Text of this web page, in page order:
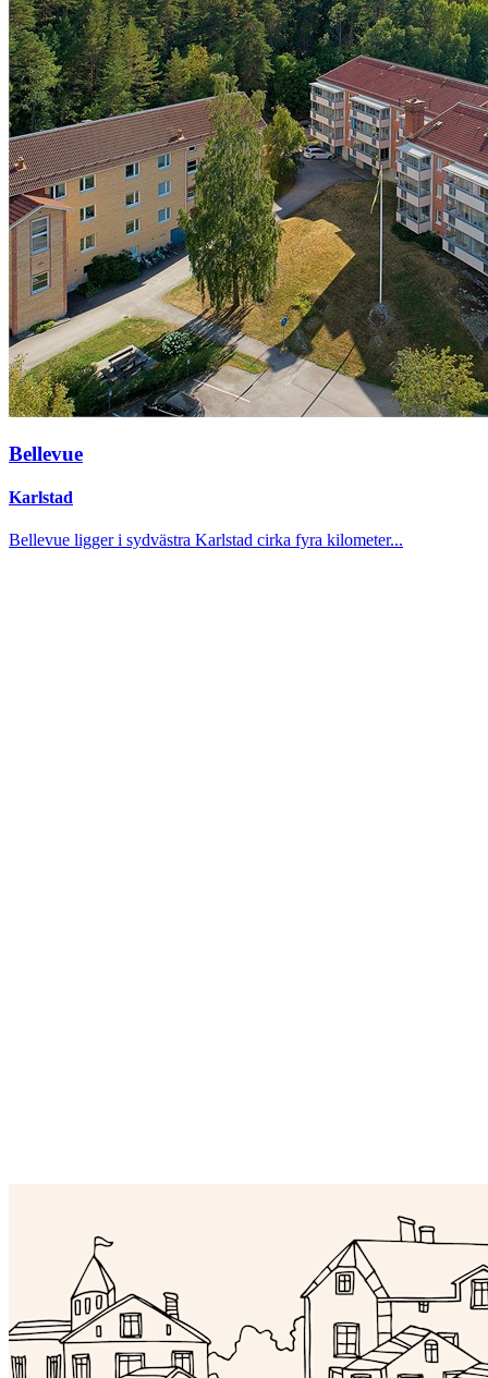
Bellevue
Karlstad
Bellevue ligger i sydvästra Karlstad cirka fyra kilometer...